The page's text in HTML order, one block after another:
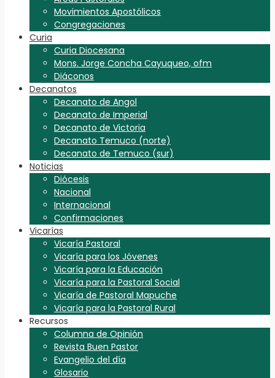
Movimientos Apostólicos
Congregaciones
Curia
Curia Diocesana
Mons. Jorge Concha Cayuqueo, ofm
Diáconos
Decanatos
Decanato de Angol
Decanato de Imperial
Decanato de Victoria
Decanato Temuco (norte)
Decanato de Temuco (sur)
Noticias
Diócesis
Nacional
Internacional
Confirmaciones
Vicarías
Vicaría Pastoral
Vicaría para los Jóvenes
Vicaría para la Educación
Vicaría para la Pastoral Social
Vicaría de Pastoral Mapuche
Vicaría para la Pastoral Rural
Recursos
Columna de Opinión
Revista Buen Pastor
Evangelio del día
Glosario